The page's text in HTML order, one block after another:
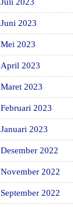
Juni 2023
Mei 2023
April 2023
Maret 2023
Februari 2023
Januari 2023
Desember 2022
November 2022
September 2022